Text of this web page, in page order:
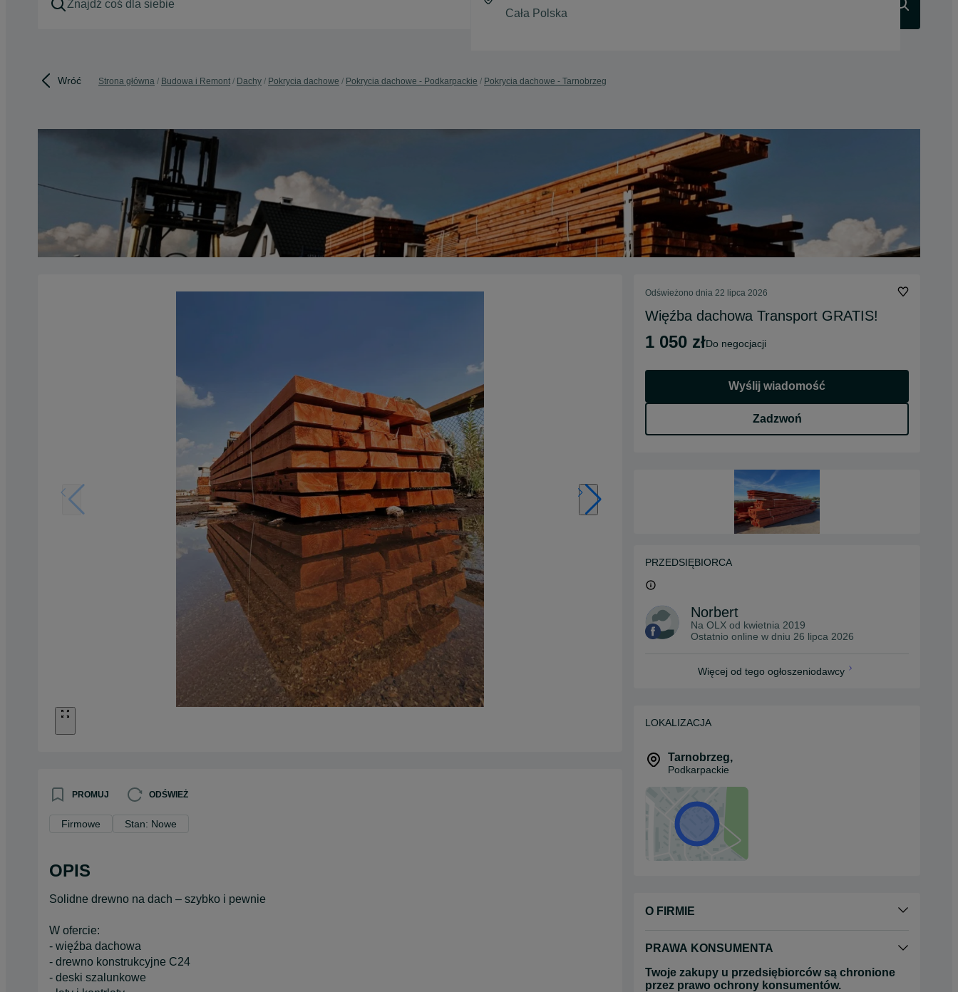
Wróć Strona główna Budowa i Remont Dachy Pokrycia dachowe Pokrycia dachowe - Podkarpackie Pokrycia dachowe - Tarnobrzeg
PROMUJ ODŚWIEŻ
Firmowe Stan: Nowe
OPIS
Solidne drewno na dach – szybko i pewnie
W ofercie:
- więźba dachowa
- drewno konstrukcyjne C24
- deski szalunkowe
Odświeżono dnia 22 lipca 2026
Więźba dachowa Transport GRATIS!
1 050 zł do negocjacji
Wyślij wiadomość
Zadzwoń
PRZEDSIĘBIORCA
Norbert
Na OLX od kwietnia 2019
Ostatnio online w dniu 26 lipca 2026
Więcej od tego ogłoszeniodawcy
LOKALIZACJA
Tarnobrzeg,
Podkarpackie
O FIRMIE
PRAWA KONSUMENTA
Twoje zakupy u przedsiębiorców są chronione
przez prawo ochrony konsumentów.